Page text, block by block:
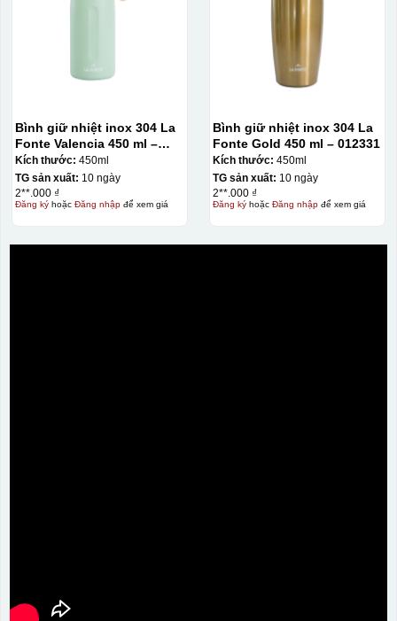
Bình giữ nhiệt inox 304 La
Fonte Valencia 450 ml –
012355
Kích thước: 450ml
TG sản xuất: 10 ngày
2**.000 ₫
Đăng kýhoặc Đăng nhậpđể xem giá
Bình giữ nhiệt inox 304 La
Fonte Gold 450 ml – 012331
Kích thước: 450ml
TG sản xuất: 10 ngày
2**.000 ₫
Đăng kýhoặc Đăng nhậpđể xem giá